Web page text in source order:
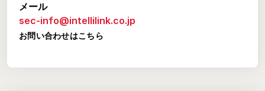
メール
sec-info@intellilink.co.jp
お問い合わせはこちら